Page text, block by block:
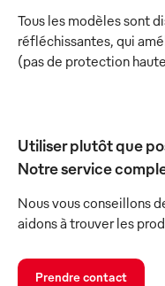
Tous les modèles sont
réfléchissantes, qui
(pas de protection
Utiliser plutôt que
Notre service
Nous vous conseillons
aidons à trouver les
Prendre contact